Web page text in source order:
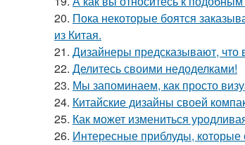
20. Пока некоторые боятся
из Китая.
21. Дизайнеры предсказывают, что
22. Делитесь своими недоделками!
23. Мы запоминаем, как просто
24. Китайские дизайны своей
25. Как может измениться
26. Интересные приблуды, которые